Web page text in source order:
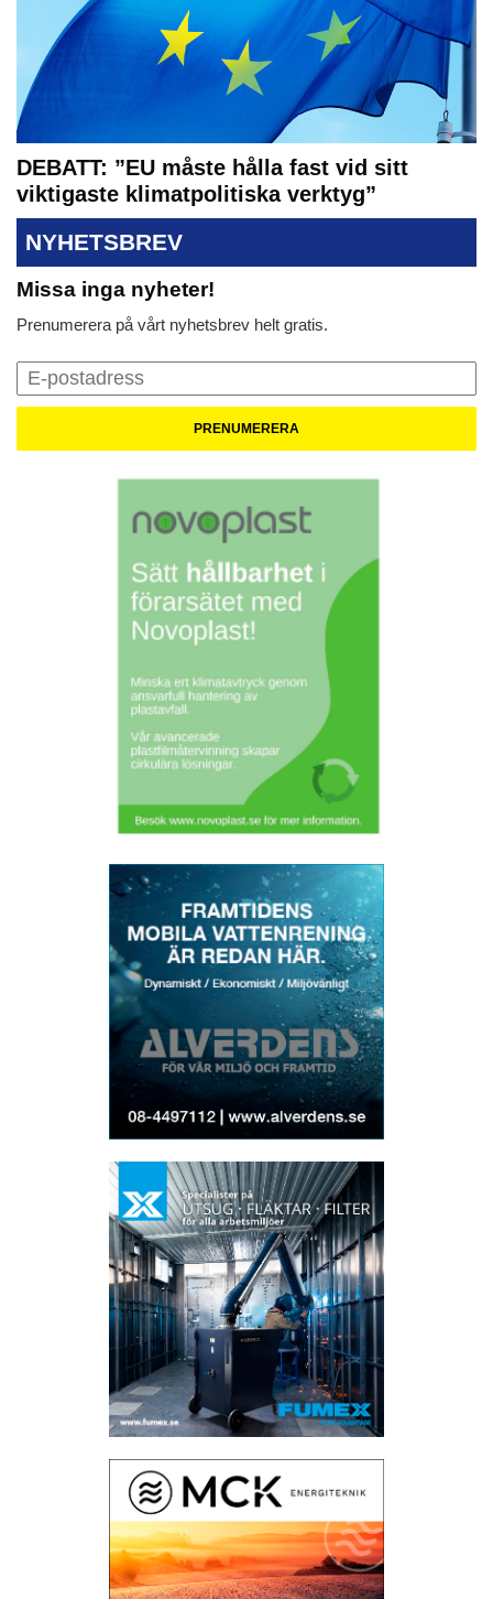
DEBATT: ”EU måste hålla fast vid sitt
viktigaste klimatpolitiska verktyg”
NYHETSBREV
Missa inga nyheter!
Prenumerera på vårt nyhetsbrev helt gratis.